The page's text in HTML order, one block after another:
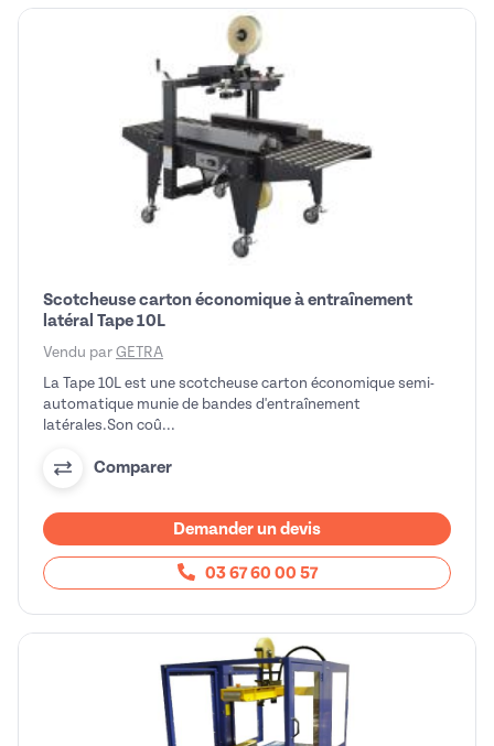
Scotcheuse carton économique à entraînement
latéral Tape 10L
Vendu par GETRA
La Tape 10L est une scotcheuse carton économique semi-
automatique munie de bandes d'entraînement
latérales.Son coû...
Comparer
Demander un devis
03 67 60 00 57